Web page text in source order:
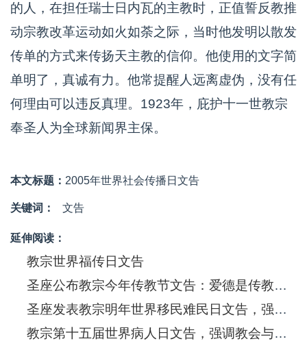
的人，在担任瑞士日内瓦的主教时，正值誓反教推
动宗教改革运动如火如荼之际，当时他发明以散发
传单的方式来传扬天主教的信仰。他使用的文字简
单明了，真诚有力。他常提醒人远离虚伪，没有任
何理由可以违反真理。1923年，庇护十一世教宗
奉圣人为全球新闻界主保。
本文标题： 2005年世界社会传播日文告
关键词： 文告
延伸阅读：
教宗世界福传日文告
圣座公布教宗今年传教节文告：爱德是传教使命的灵魂
圣座发表教宗明年世界移民难民日文告，强调基督的爱催迫着我们关怀他们
教宗第十五届世界病人日文告，强调教会与无药可治和末期病患在一起